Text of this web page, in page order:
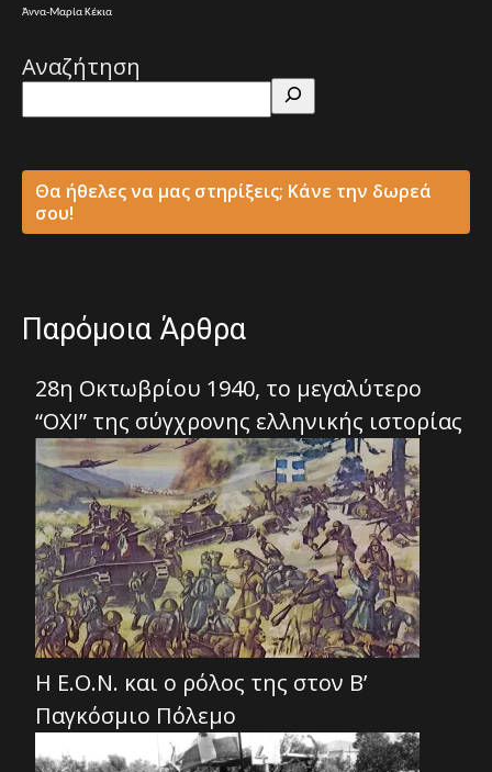
Άννα-Μαρία Κέκια
Αναζήτηση
Θα ήθελες να μας στηρίξεις; Κάνε την δωρεά
σου!
Παρόμοια Άρθρα
28η Οκτωβρίου 1940, το μεγαλύτερο
“ΟΧΙ” της σύγχρονης ελληνικής ιστορίας
Η Ε.Ο.Ν. και ο ρόλος της στον Β’
Παγκόσμιο Πόλεμο